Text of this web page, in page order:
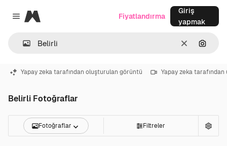
Close menu
Magnific
Temizlemek
Fiyatlandırma
Giriş
yapmak
Yapay zeka tarafından oluşturulan görüntü Yapay zeka
Belirli Fotoğraflar
Fotoğraflar Filtreler